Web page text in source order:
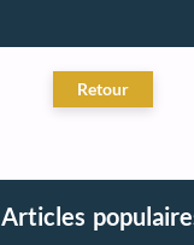
Articles